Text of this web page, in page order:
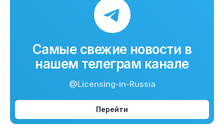
Самые свежие новости в
нашем телеграм канале
@Licensing-in-Russia
Перейти